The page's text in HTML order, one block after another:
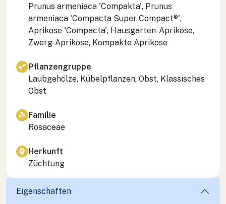
Prunus armeniaca 'Compakta', Prunus
armeniaca 'Compacta Super Compact®',
Aprikose 'Compacta', Hausgarten-Aprikose,
Zwerg-Aprikose, Kompakte Aprikose
Pflanzengruppe
Laubgehölze, Kübelpflanzen, Obst, Klassisches
Obst
Familie
Rosaceae
Herkunft
Züchtung
Eigenschaften